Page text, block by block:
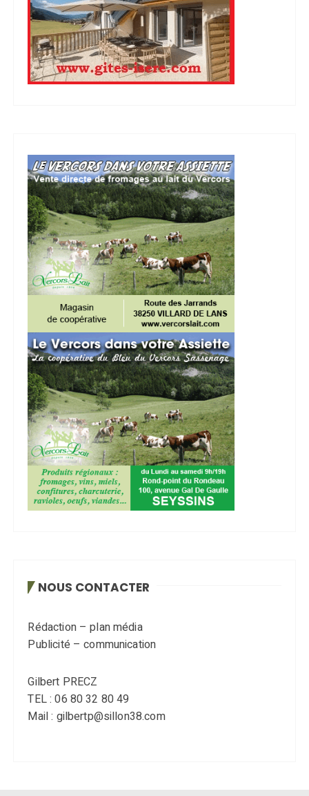
NOUS CONTACTER
Rédaction – plan média
Publicité – communication
Gilbert PRECZ
TEL : 06 80 32 80 49
Mail : gilbertp@sillon38.com